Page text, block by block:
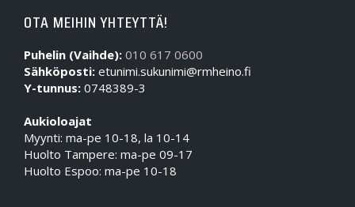
OTA MEIHIN YHTEYTTÄ!
Puhelin (Vaihde): 010 617 0600
Sähköposti: etunimi.sukunimi@rmheino.fi
Y-tunnus: 0748389-3
Aukioloajat
Myynti: ma-pe 10-18, la 10-14
Huolto Tampere: ma-pe 09-17
Huolto Espoo: ma-pe 10-18